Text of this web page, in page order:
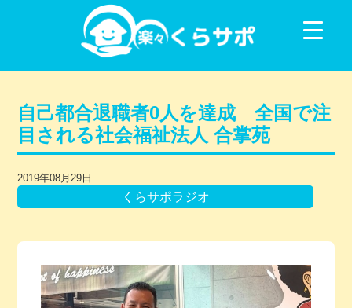
コンテンツに移動
自己都合退職者0人を達成 全国で注
目される社会福祉法人 合掌苑
2019年08月29日
くらサポラジオ